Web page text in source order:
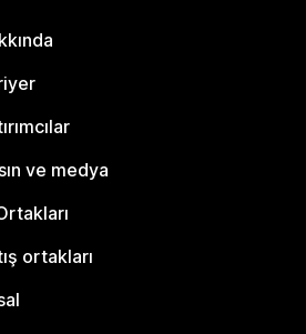
ve medya
ortakları